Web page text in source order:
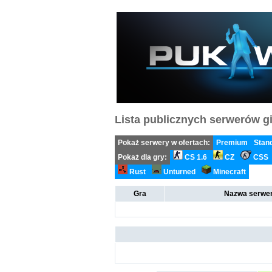
Lista publicznych serwerów
Pokaż serwery w ofertach: Premium
Pokaż dla gry:
CS 1.6 CZ
CSS
Rust
Unturned Minecraft
Gra Nazwa